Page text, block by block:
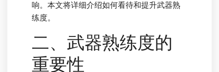
响。本文将详细介绍如何看待和提升武器熟
练度。
二、武器熟练度的
重要性